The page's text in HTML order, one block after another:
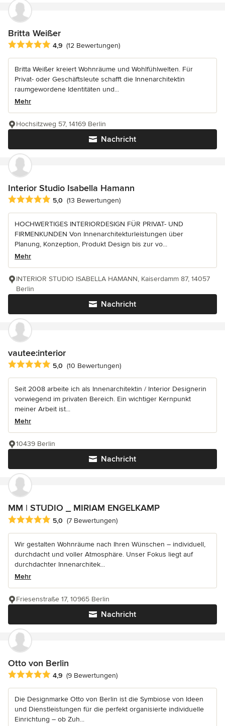
Britta Weißer
Durchschnittliche Bewertung: 4.9 von 5 Sternen
4,9 (12 Bewertungen)
Britta Weißer kreiert Wohnräume und Wohlfühlwelten. Für
Privat- oder Geschäftsleute schafft die Innenarchitektin
raumgewordene Identitäten und...
Mehr
Nachricht
Hochsitzweg 57, 14169 Berlin
Interior Studio Isabella Hamann
Durchschnittliche Bewertung: 5 von 5 Sternen
5,0 (13 Bewertungen)
HOCHWERTIGES INTERIORDESIGN FÜR PRIVAT- UND
FIRMENKUNDEN Von Innenarchitekturleistungen über
Planung, Konzeption, Produkt Design bis zur vo...
Mehr
Nachricht
INTERIOR STUDIO ISABELLA HAMANN, Kaiserdamm 87, 14057
Berlin
vautee:interior
Durchschnittliche Bewertung: 5 von 5 Sternen
5,0 (10 Bewertungen)
Seit 2008 arbeite ich als Innenarchitektin / Interior Designerin
vorwiegend im privaten Bereich. Ein wichtiger Kernpunkt
meiner Arbeit ist...
Mehr
Nachricht
10439 Berlin
MM | STUDIO _ MIRIAM ENGELKAMP
Durchschnittliche Bewertung: 5 von 5 Sternen
5,0 (7 Bewertungen)
Wir gestalten Wohnräume nach Ihren Wünschen – individuell,
durchdacht und voller Atmosphäre. Unser Fokus liegt auf
durchdachter Innenarchitek...
Mehr
Nachricht
Friesenstraße 17, 10965 Berlin
Otto von Berlin
Durchschnittliche Bewertung: 4.9 von 5 Sternen
4,9 (9 Bewertungen)
Die Designmarke Otto von Berlin ist die Symbiose von Ideen
und Dienstleistungen für die perfekt organisierte individuelle
Einrichtung – ob Zuh...